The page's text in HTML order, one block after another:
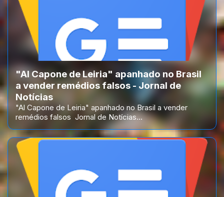
"Al Capone de Leiria" apanhado no Brasil
a vender remédios falsos - Jornal de
Notícias
"Al Capone de Leiria" apanhado no Brasil a vender
remédios falsos Jornal de Notícias...